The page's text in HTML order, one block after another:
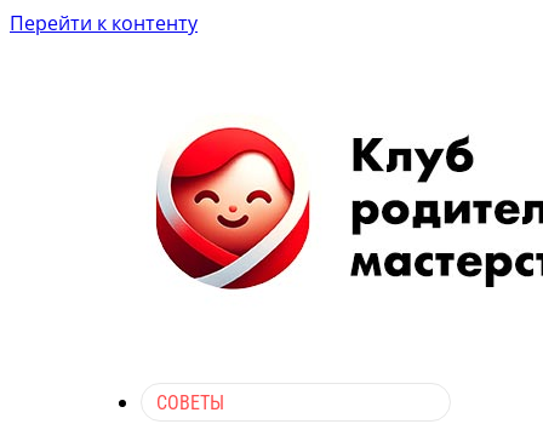
Перейти к контенту
СОВЕТЫ